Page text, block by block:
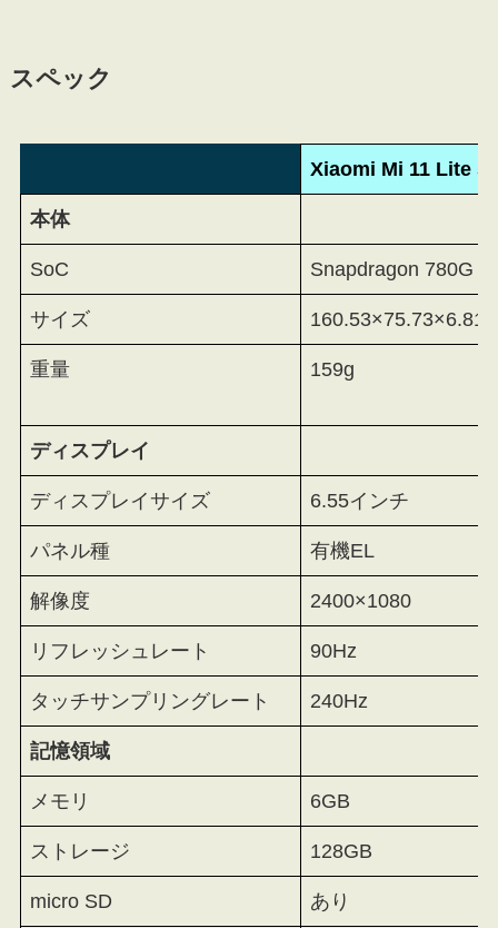
スペック
Xiaomi Mi 11 Lite
本体
SoC Snapdragon 780G
サイズ
重量 159g
ディスプレイ
ディスプレイサイズ 6.55インチ
パネル種 有機EL
解像度 2400×1080
リフレッシュレート 90Hz
タッチサンプリングレート 240Hz
記憶領域
メモリ 6GB
ストレージ 128GB
micro SD あり